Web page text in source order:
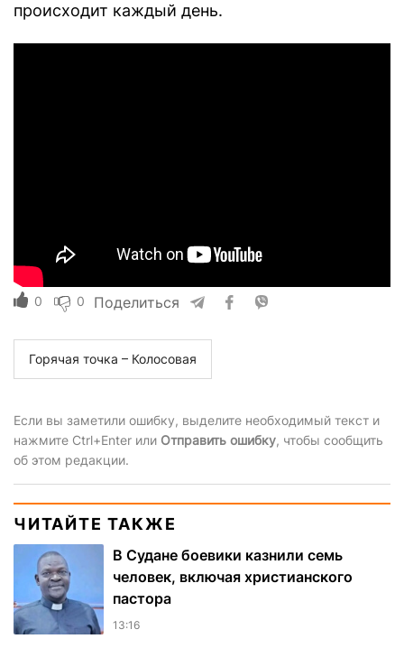
происходит каждый день.
0 0 Поделиться
Горячая точка – Колосовая
Если вы заметили ошибку, выделите необходимый текст и
нажмите Ctrl+Enter или Отправить ошибку, чтобы сообщить
об этом редакции.
ЧИТАЙТЕ ТАКЖЕ
В Судане боевики казнили семь
человек, включая христианского
пастора
13:16